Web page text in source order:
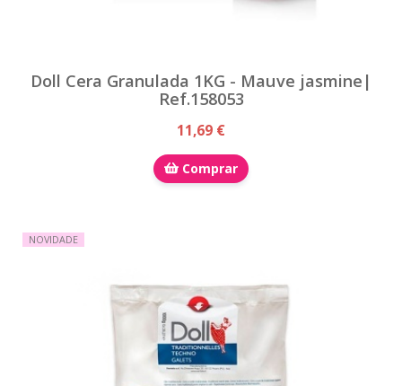
Doll Cera Granulada 1KG - Mauve jasmine|
Ref.158053
11,69 €
Comprar
NOVIDADE